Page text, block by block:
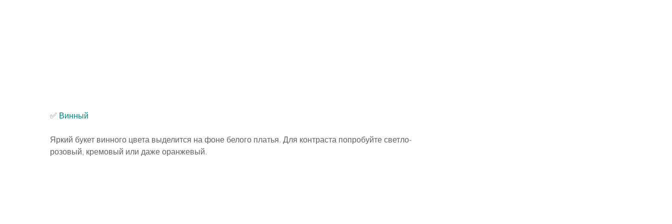
✅️ Винный
Яркий букет винного цвета выделится на фоне белого платья. Для контраста попробуйте светло-
розовый, кремовый или даже оранжевый.